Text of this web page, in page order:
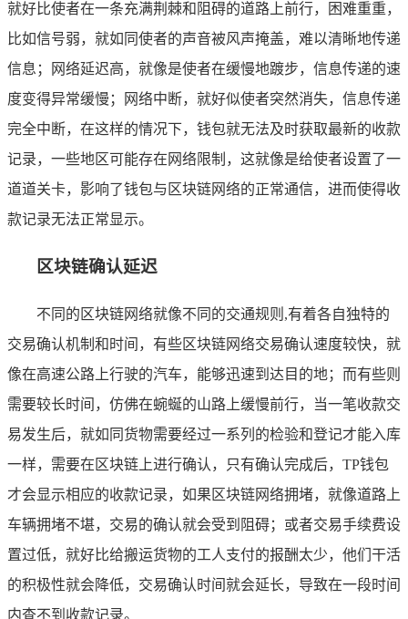
就好比使者在一条充满荆棘和阻碍的道路上前行，困难重重，
比如信号弱，就如同使者的声音被风声掩盖，难以清晰地传递
信息；网络延迟高，就像是使者在缓慢地踱步，信息传递的速
度变得异常缓慢；网络中断，就好似使者突然消失，信息传递
完全中断，在这样的情况下，钱包就无法及时获取最新的收款
记录，一些地区可能存在网络限制，这就像是给使者设置了一
道道关卡，影响了钱包与区块链网络的正常通信，进而使得收
款记录无法正常显示。
区块链确认延迟
不同的区块链网络就像不同的交通规则,有着各自独特的
交易确认机制和时间，有些区块链网络交易确认速度较快，就
像在高速公路上行驶的汽车，能够迅速到达目的地；而有些则
需要较长时间，仿佛在蜿蜒的山路上缓慢前行，当一笔收款交
易发生后，就如同货物需要经过一系列的检验和登记才能入库
一样，需要在区块链上进行确认，只有确认完成后，TP钱包
才会显示相应的收款记录，如果区块链网络拥堵，就像道路上
车辆拥堵不堪，交易的确认就会受到阻碍；或者交易手续费设
置过低，就好比给搬运货物的工人支付的报酬太少，他们干活
的积极性就会降低，交易确认时间就会延长，导致在一段时间
内查不到收款记录。